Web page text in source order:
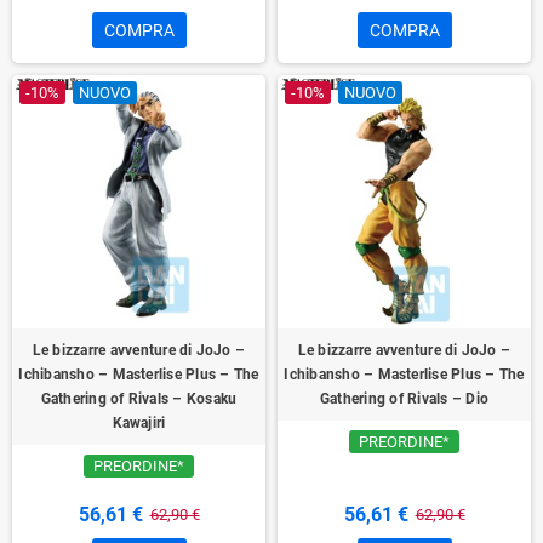
COMPRA COMPRA
-10% NUOVO
Le bizzarre avventure di JoJo –
Ichibansho – Masterlise Plus – The
Gathering of Rivals – Kosaku
Kawajiri
PREORDINE*
56,61 € 62,90 €
-10% NUOVO
Le bizzarre avventure di JoJo –
Ichibansho – Masterlise Plus – The
Gathering of Rivals – Dio
PREORDINE*
56,61 € 62,90 €